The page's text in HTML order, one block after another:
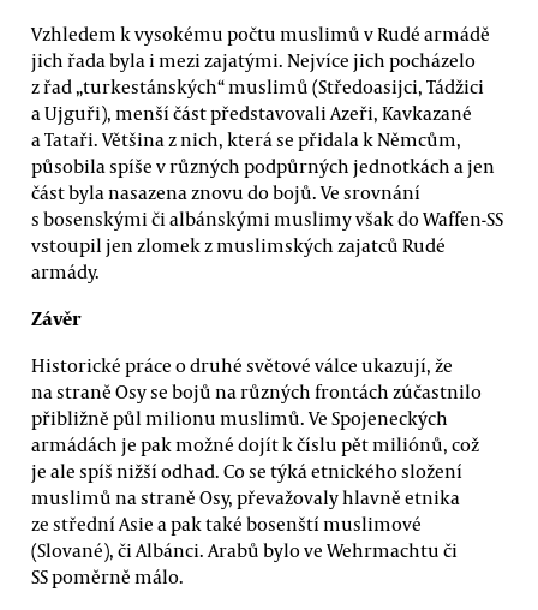
Vzhledem k vysokému počtu muslimů v Rudé armádě
jich řada byla i mezi zajatými. Nejvíce jich pocházelo
z řad „turkestánských“ muslimů (Středoasijci, Tádžici
a Ujguři), menší část představovali Azeři, Kavkazané
a Tataři. Většina z nich, která se přidala k Němcům,
působila spíše v různých podpůrných jednotkách a jen
část byla nasazena znovu do bojů. Ve srovnání
s bosenskými či albánskými muslimy však do Waffen-SS
vstoupil jen zlomek z muslimských zajatců Rudé
armády.
Závěr
Historické práce o druhé světové válce ukazují, že
na straně Osy se bojů na různých frontách zúčastnilo
přibližně půl milionu muslimů. Ve Spojeneckých
armádách je pak možné dojít k číslu pět miliónů, což
je ale spíš nižší odhad. Co se týká etnického složení
muslimů na straně Osy, převažovaly hlavně etnika
ze střední Asie a pak také bosenští muslimové
(Slované), či Albánci. Arabů bylo ve Wehrmachtu či
SS poměrně málo.